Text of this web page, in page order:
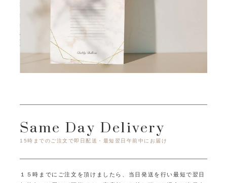
Same Day Delivery
15時までのご注文で即日配送・最短翌日午前中にお届け
１５時までにご注文を頂けましたら、当日発送を行い最短で翌日